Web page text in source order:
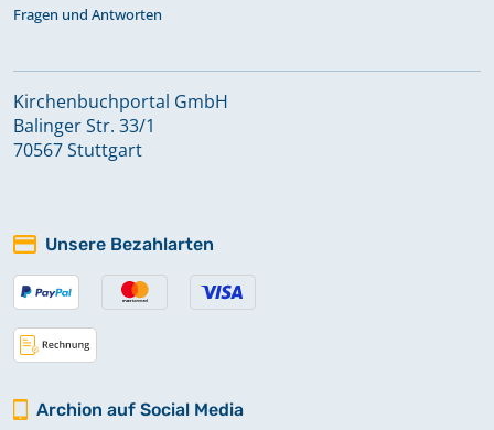
Fragen und Antworten
Kirchenbuchportal GmbH
Balinger Str. 33/1
70567 Stuttgart
Unsere Bezahlarten
Archion auf Social Media